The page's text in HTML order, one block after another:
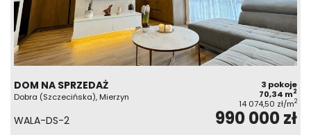
DOM NA SPRZEDAŻ
Dobra (Szczecińska), Mierzyn
3 pokoje
70,34 m2
14 074,50 zł/m2
WALA-DS-2 990 000 zł